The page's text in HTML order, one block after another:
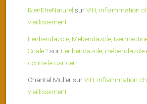
BienEtreNaturel surVIH, inflammation
vieillissement
Fenbendazole, Mebendazole,
Scale ?sur Fenbendazole, mébendazole
contre le cancer
Chantal MullersurVIH, inflammation
vieillissement